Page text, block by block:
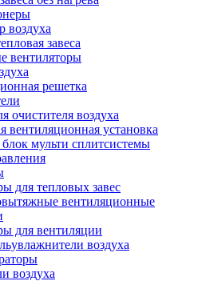
воздуха
завеса
вентиляторы
решетка
очистителя воздуха
вентиляционная установка
мульти сплитсистемы
для тепловых завес
вентиляционные
для вентиляции
воздуха
воздуха